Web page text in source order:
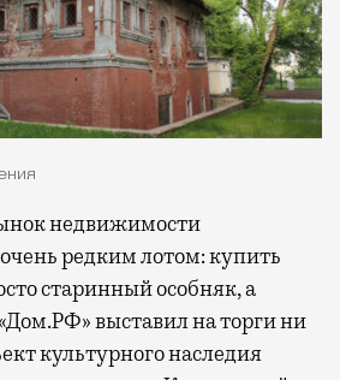
редким лотом: купить
старинный особняк, а
выставил на торги ни
культурного наследия